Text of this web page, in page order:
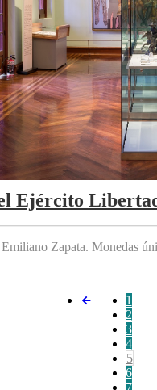
Ejército
Zapata. Monedas
1
2
3
4
5
6
7